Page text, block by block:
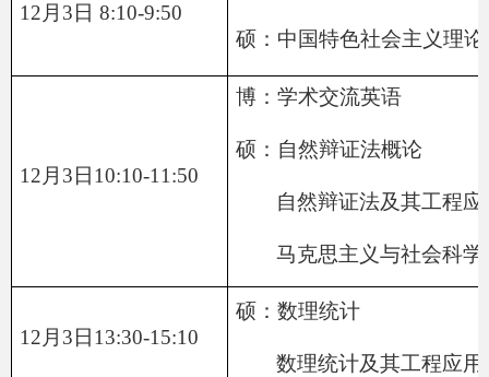
12月3日 8:10-9:50
硕：中国特色社会主义理
12月3日10:10-11:50
博： 学术交流英语
硕： 自然辩证法概论
自然辩证法及其工程应
马克思主义与社会科学
12月3日13:30-15:10
硕：数理统计
数理统计及其工程应用